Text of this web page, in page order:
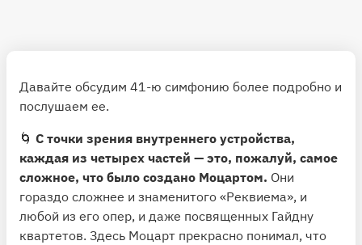
Давайте обсудим 41-ю симфонию более подробно и
послушаем ее.
🌀 C точки зрения внутреннего устройства,
каждая из четырех частей — это, пожалуй, самое
сложное, что было создано Моцартом. Они
гораздо сложнее и знаменитого «Реквиема», и
любой из его опер, и даже посвященных Гайдну
квартетов. Здесь Моцарт прекрасно понимал, что